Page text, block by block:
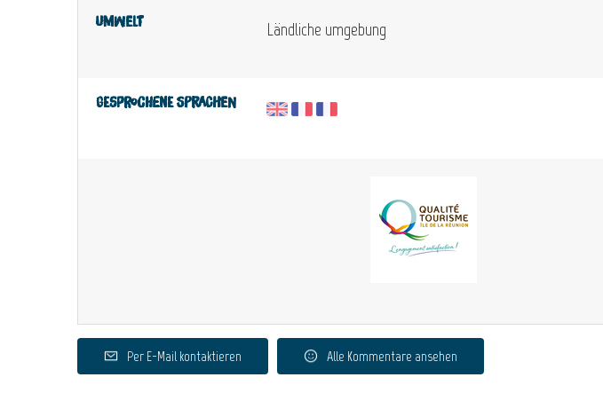
Umwelt Ländliche umgebung
Gesprochene Sprachen
Per E-Mail kontaktieren Alle Kommentare ansehen